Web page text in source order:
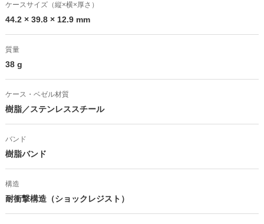
ケースサイズ（縦×横×厚さ）
44.2 × 39.8 × 12.9 mm
質量
38 g
ケース・ベゼル材質
樹脂／ステンレススチール
バンド
樹脂バンド
構造
耐衝撃構造（ショックレジスト）